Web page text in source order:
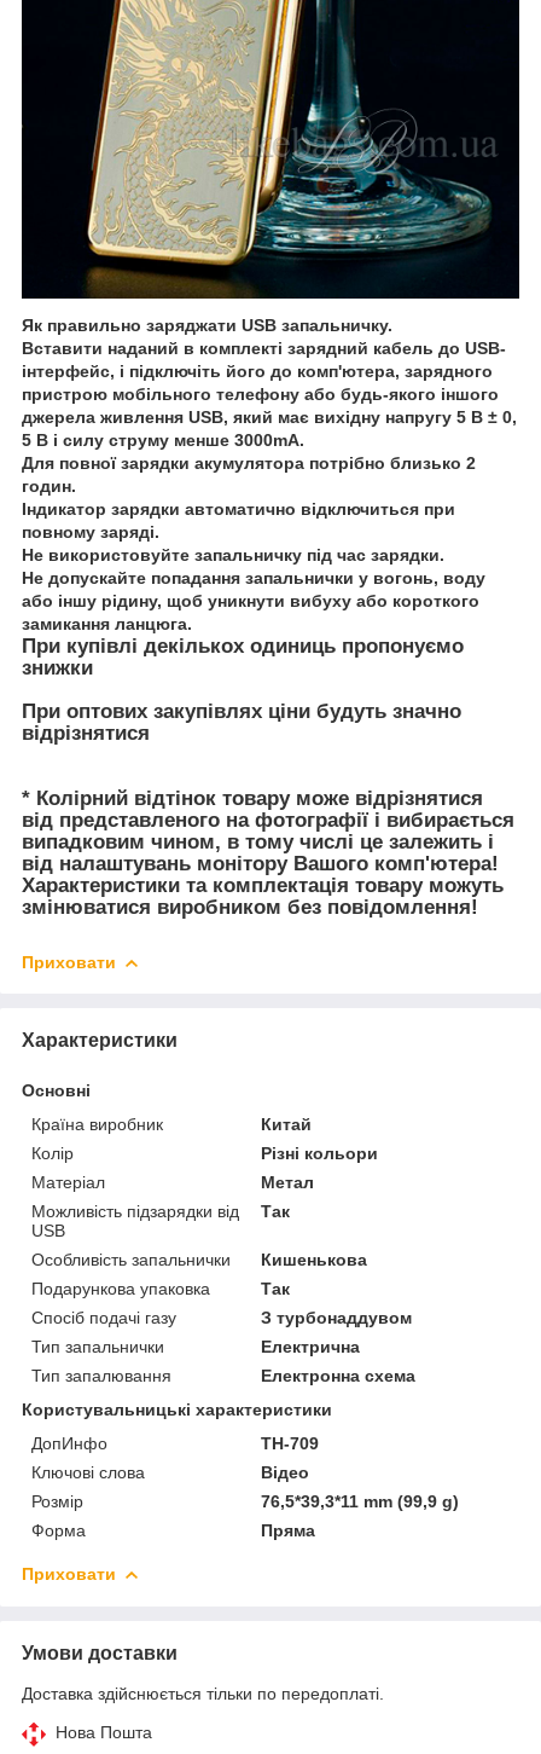
Як правильно заряджати USB запальничку.
Вставити наданий в комплекті зарядний кабель до USB-
інтерфейс, і підключіть його до комп'ютера, зарядного
пристрою мобільного телефону або будь-якого іншого
джерела живлення USB, який має вихідну напругу 5 В ± 0,
5 В і силу струму менше 3000mA.
Для повної зарядки акумулятора потрібно близько 2
годин.
Індикатор зарядки автоматично відключиться при
повному заряді.
Не використовуйте запальничку під час зарядки.
Не допускайте попадання запальнички у вогонь, воду
або іншу рідину, щоб уникнути вибуху або короткого
замикання ланцюга.
При купівлі декількох одиниць пропонуємо
знижки
При оптових закупівлях ціни будуть значно
відрізнятися
* Колірний відтінок товару може відрізнятися
від представленого на фотографії і вибирається
випадковим чином, в тому числі це залежить і
від налаштувань монітору Вашого комп'ютера!
Характеристики та комплектація товару можуть
змінюватися виробником без повідомлення!
Приховати
Характеристики
Основні
Країна виробник
Китай
Колір
Різні кольори
Матеріал
Метал
Можливість підзарядки від
USB
Так
Особливість запальнички
Кишенькова
Подарункова упаковка
Так
Спосіб подачі газу
З турбонаддувом
Тип запальнички
Електрична
Тип запалювання
Електронна схема
Користувальницькі характеристики
ДопИнфо
TH-709
Ключові слова
Відео
Розмір
76,5*39,3*11 mm (99,9 g)
Форма
Пряма
Приховати
Умови доставки
Доставка здійснюється тільки по передоплаті.
Нова Пошта